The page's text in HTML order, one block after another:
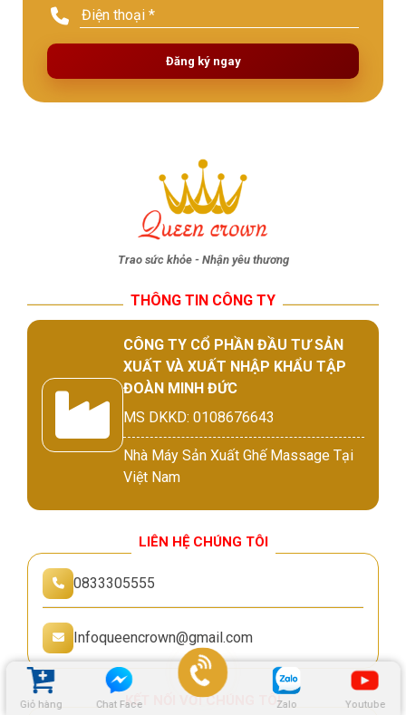
Giỏ hàng Chat Face Zalo Youtube
Đăng ký ngay
Trao sức khỏe - Nhận yêu thương
THÔNG TIN CÔNG TY
CÔNG TY CỔ PHẦN ĐẦU TƯ SẢN
XUẤT VÀ XUẤT NHẬP KHẨU TẬP
ĐOÀN MINH ĐỨC
MS DKKD: 0108676643
Nhà Máy Sản Xuất Ghế Massage Tại
Việt Nam
LIÊN HỆ CHÚNG TÔI
0833305555
Infoqueencrown@gmail.com
KẾT NỐI VỚI CHÚNG TÔI